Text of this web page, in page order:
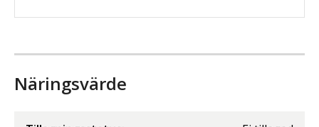
Näringsvärde